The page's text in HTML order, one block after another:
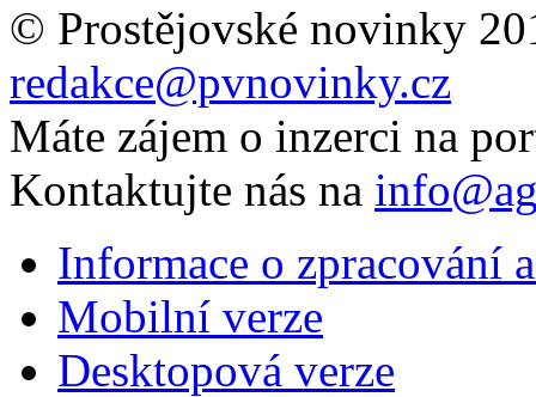
© Prostějovské novinky
redakce@pvnovinky.cz
Máte zájem o inzerci na
Kontaktujte nás na
Informace o zpracování
Mobilní verze
Desktopová verze